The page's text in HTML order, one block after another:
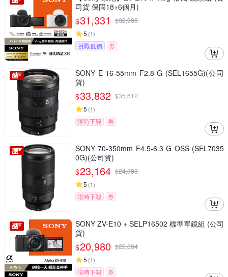
司貨 保固18+6個月)
$31,331 $32,980
5 (1)
挑戰低價 券
SONY E 16-55mm F2.8 G (SEL1655G)(公司
貨)
$33,832 $35,612
5 (1)
限時下殺 券
SONY 70-350mm F4.5-6.3 G OSS (SEL7035
0G)(公司貨)
$23,164 $24,383
5 (1)
限時下殺 券
SONY ZV-E10 + SELP16502 標準單鏡組 (公司
貨)
$20,980 $22,084
5 (1)
限時下殺 券